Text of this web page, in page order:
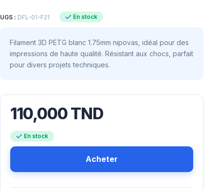
UGS : DFL-01-F21 En stock
Filament 3D PETG blanc 1.75mm nipovas, idéal pour des
impressions de haute qualité. Résistant aux chocs, parfait
pour divers projets techniques.
110,000TND
En stock
Acheter